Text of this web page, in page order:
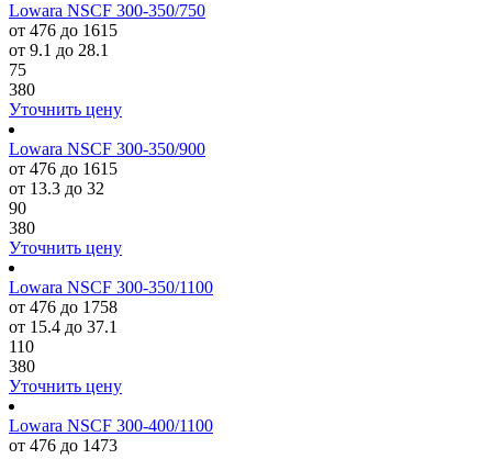
Lowara NSCF 300-350/750
от 476 до 1615
от 9.1 до 28.1
75
380
Уточнить цену
Lowara NSCF 300-350/900
от 476 до 1615
от 13.3 до 32
90
380
Уточнить цену
Lowara NSCF 300-350/1100
от 476 до 1758
от 15.4 до 37.1
110
380
Уточнить цену
Lowara NSCF 300-400/1100
от 476 до 1473